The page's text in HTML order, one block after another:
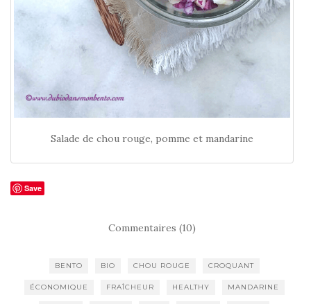
Salade de chou rouge, pomme et mandarine
Save
Commentaires (10)
BENTO BIO CHOU ROUGE CROQUANT
ÉCONOMIQUE FRAÎCHEUR HEALTHY MANDARINE